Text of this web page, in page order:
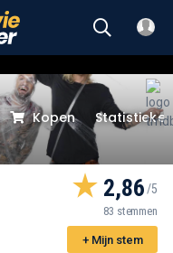
Kopen
2,86
83 stemmen
+ Mijn stem